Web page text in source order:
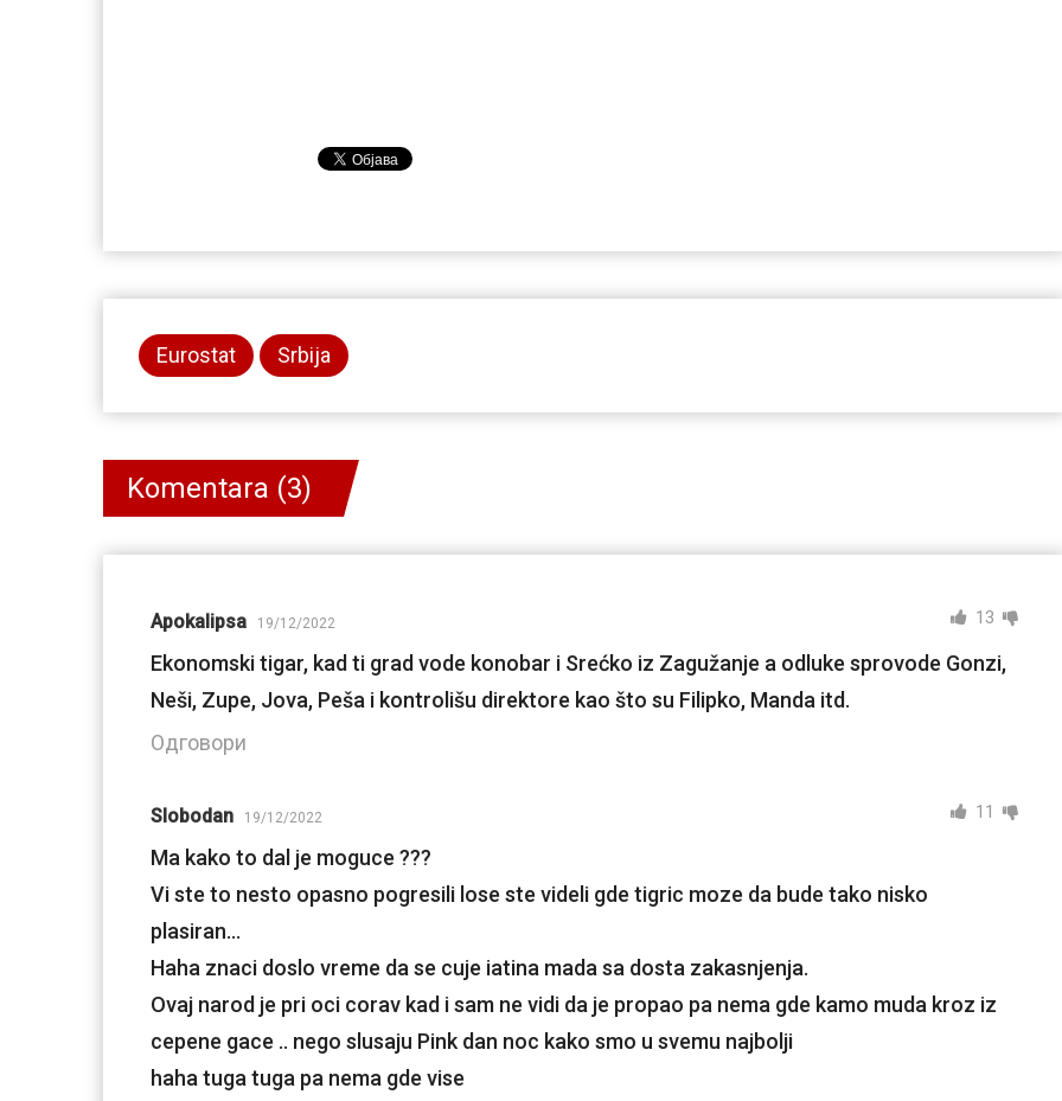
Eurostat Srbija
Komentara (3)
Apokalipsa 19/12/2022 13
Ekonomski tigar, kad ti grad vode konobar i Srećko iz Zagužanje a odluke sprovode Gonzi,
Neši, Zupe, Jova, Peša i kontrolišu direktore kao što su Filipko, Manda itd.
Одговори
Slobodan 19/12/2022 11
Ma kako to dal je moguce ???
Vi ste to nesto opasno pogresili lose ste videli gde tigric moze da bude tako nisko
plasiran…
Haha znaci doslo vreme da se cuje iatina mada sa dosta zakasnjenja.
Ovaj narod je pri oci corav kad i sam ne vidi da je propao pa nema gde kamo muda kroz iz
cepene gace .. nego slusaju Pink dan noc kako smo u svemu najbolji
haha tuga tuga pa nema gde vise